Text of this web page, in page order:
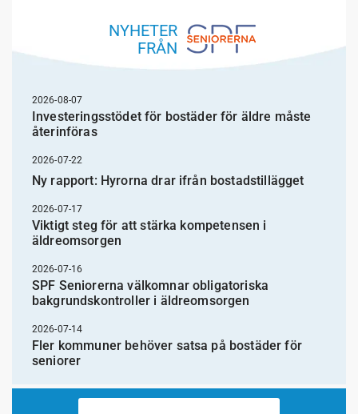
NYHETER
FRÅN
2026-08-07
Investeringsstödet för bostäder för äldre måste
återinföras
2026-07-22
Ny rapport: Hyrorna drar ifrån bostadstillägget
2026-07-17
Viktigt steg för att stärka kompetensen i
äldreomsorgen
2026-07-16
SPF Seniorerna välkomnar obligatoriska
bakgrundskontroller i äldreomsorgen
2026-07-14
Fler kommuner behöver satsa på bostäder för
seniorer